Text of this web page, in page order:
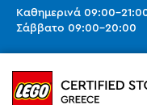
Καθημερινά 09:00-
Σάββατο 09:00-20:00
Ωράριο καταστημάτων
Καθημερινά10:00-21:00
Σάββατο09:00